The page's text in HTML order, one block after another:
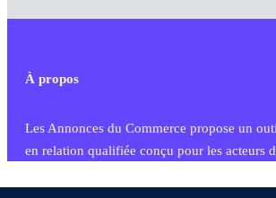
À propos
Les Annonces du Commerce propose un
en relation qualifiée conçu pour les acteurs
commercial et les collectivités territoriales,